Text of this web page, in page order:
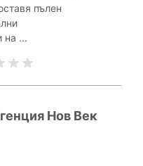
пълен
на ...
Нов Век